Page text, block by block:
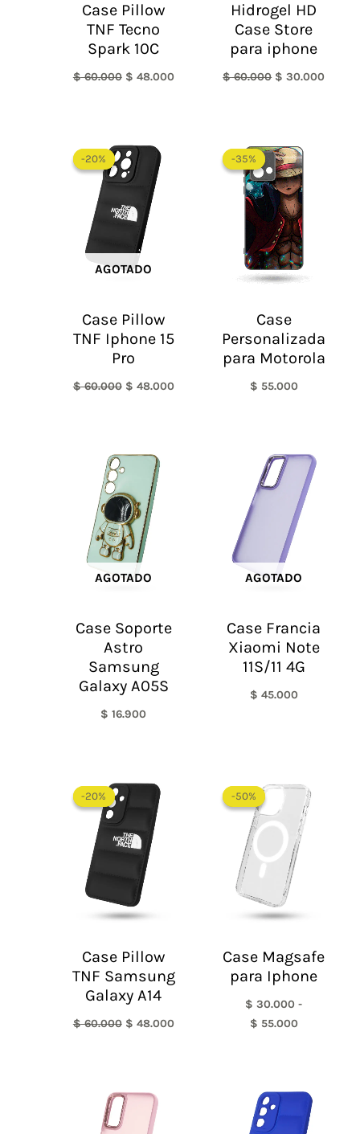
Case Pillow
TNF Tecno
Spark 10C
$60.000 $ 48.000
Hidrogel HD
Case Store
para iphone
$60.000 $ 30.000
-20%
AGOTADO
-20%
Case Pillow
TNF Iphone 15
Pro
$60.000
precio
original
era:
$ 60.000.
$ 48.000
-35%
-35%
Case
Personalizada
para Motorola
$ 55.000
AGOTADO
Case Soporte
Astro
Samsung
Galaxy A05S
$ 16.900
AGOTADO
Case Francia
Xiaomi Note
11S/11 4G
$ 45.000
-20%
-20%
Case Pillow
TNF Samsung
Galaxy A14
$60.000
precio
original
era:
$ 60.000.
$ 48.000
-50%
-50%
Case Magsafe
para Iphone
$ 30.000 -
$ 55.000
de
precios:
desde
$ 30.000
hasta